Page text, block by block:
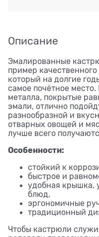
Описание
Эмалированные
пример
который на долгие
самое почётное
металла, покрытые
эмали, отлично
разнообразной и
отварных овощей и
лучше всего
Особенности:
стойкий к
быстрое и
удобная крышка,
блюд,
эргономичные
традиционный
Чтобы кастрюли